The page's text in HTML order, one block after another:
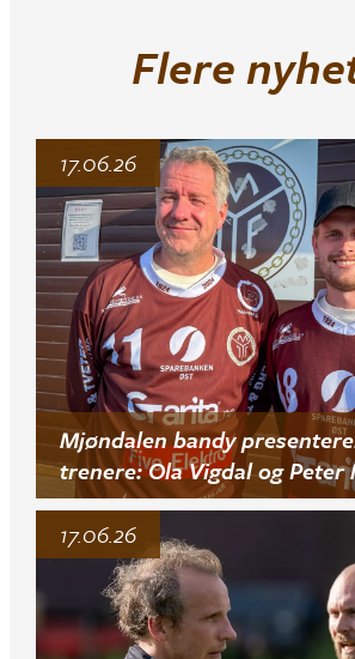
Flere
Mjøndalen bandy
trenere: Ola Vigdal og Peter
17.06.26
17.06.26